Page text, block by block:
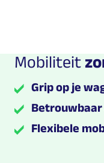
Mobiliteit
Grip op je
Betrouwbaar
Flexibele